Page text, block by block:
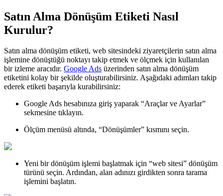
Satın Alma Dönüşüm Etiketi Nasıl
Kurulur?
Satın alma dönüşüm etiketi, web sitesindeki ziyaretçilerin satın alma
işlemine dönüştüğü noktayı takip etmek ve ölçmek için kullanılan
bir izleme aracıdır. Google Ads üzerinden satın alma dönüşüm
etiketini kolay bir şekilde oluşturabilirsiniz. Aşağıdaki adımları takip
ederek etiketi başarıyla kurabilirsiniz:
Google Ads hesabınıza giriş yaparak “Araçlar ve Ayarlar”
sekmesine tıklayın.
Ölçüm menüsü altında, “Dönüşümler” kısmını seçin.
Yeni bir dönüşüm işlemi başlatmak için “web sitesi” dönüşüm
türünü seçin. Ardından, alan adınızı girdikten sonra tarama
işlemini başlatın.